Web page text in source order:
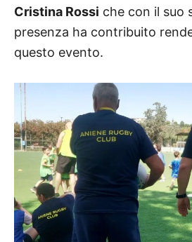
Cristina Rossi che con il suo
presenza ha contribuito
questo evento.